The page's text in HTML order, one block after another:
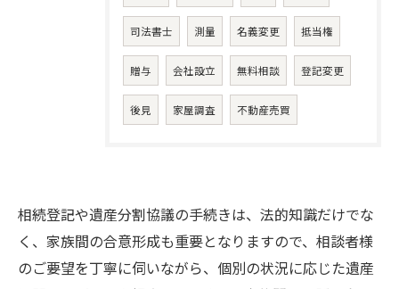
司法書士 測量 名義変更 抵当権
贈与 会社設立 無料相談 登記変更
後見 家屋調査 不動産売買
相続登記や遺産分割協議の手続きは、法的知識だけでな
く、家族間の合意形成も重要となりますので、相談者様
のご要望を丁寧に伺いながら、個別の状況に応じた遺産